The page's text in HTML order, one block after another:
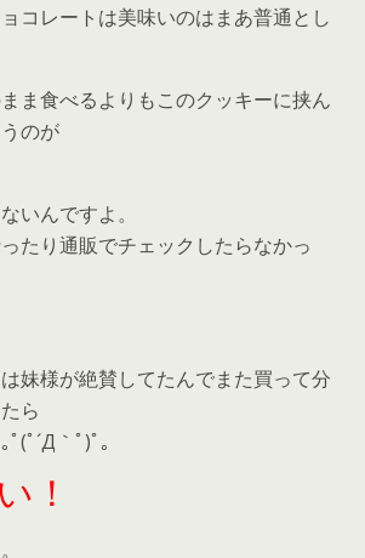
コレートは美味いのはまあ普通とし
ま食べるよりもこのクッキーに挟ん
のが
いんですよ。
たり通販でチェックしたらなかっ
妹様が絶賛してたんでまた買って分
ら
(ﾟ´Д｀ﾟ)ﾟ｡
！